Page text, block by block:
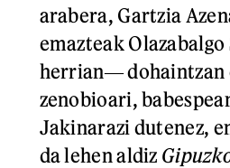
arabera, Gartzia
emazteak
herrian― dohaintzan
zenobioari,
Jakinarazi dutenez,
da lehen aldiz